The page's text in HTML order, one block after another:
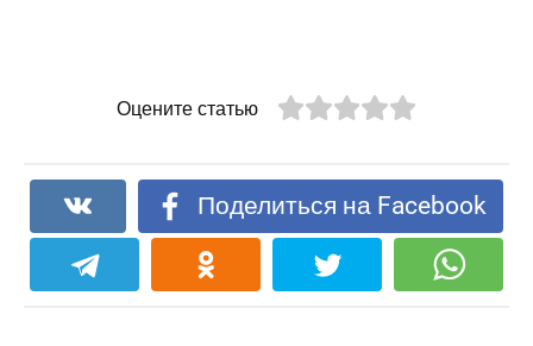
Оцените статью
Поделиться на Facebook